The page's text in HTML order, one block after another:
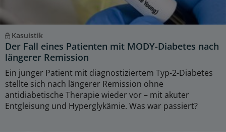
Kasuistik
Der Fall eines Patienten mit MODY-Diabetes nach
längerer Remission
Ein junger Patient mit diagnostiziertem Typ-2-Diabetes
stellte sich nach längerer Remission ohne
antidiabetische Therapie wieder vor – mit akuter
Entgleisung und Hyperglykämie. Was war passiert?